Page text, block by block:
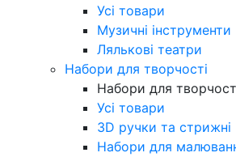
Усі товари
Музичні інструменти
Лялькові театри
Набори для творчості
Набори для
Усі товари
3D ручки та стрижні
Набори для